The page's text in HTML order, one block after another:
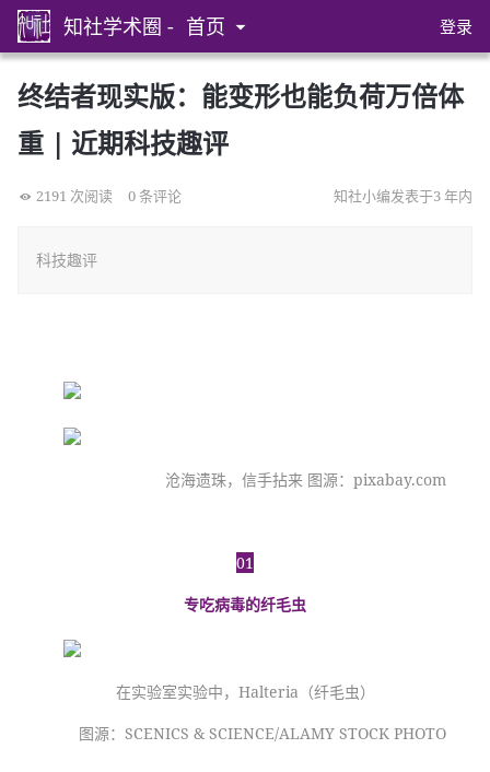
知社学术圈 - 首页 登录
终结者现实版：能变形也能负荷万倍体
重 | 近期科技趣评
2191 次阅读 0 条评论 知社小编发表于3 年内
科技趣评
沧海遗珠，信手拈来 图源：pixabay.com
01
专吃病毒的纤毛虫
在实验室实验中，Halteria（纤毛虫）
图源：SCENICS & SCIENCE/ALAMY STOCK PHOTO